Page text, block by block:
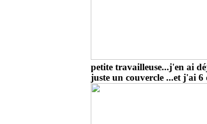
petite travailleuse...j'en ai
juste un couvercle ...et j'ai 6